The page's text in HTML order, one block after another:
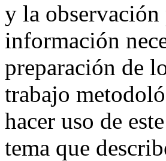
y la
información
preparación de
trabajo
hacer uso de
tema que